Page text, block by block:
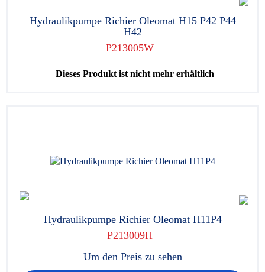
Hydraulikpumpe Richier Oleomat H15 P42 P44
H42
P213005W
Dieses Produkt ist nicht mehr erhältlich
Hydraulikpumpe Richier Oleomat H11P4
P213009H
Um den Preis zu sehen